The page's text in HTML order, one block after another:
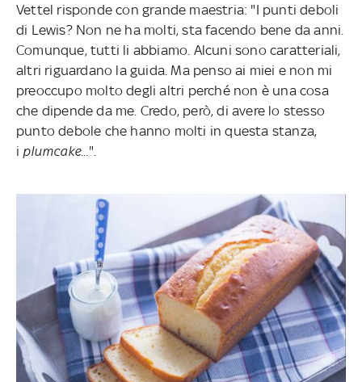
Vettel risponde con grande maestria: "I punti deboli
di Lewis? Non ne ha molti, sta facendo bene da anni.
Comunque, tutti li abbiamo. Alcuni sono caratteriali,
altri riguardano la guida. Ma penso ai miei e non mi
preoccupo molto degli altri perché non è una cosa
che dipende da me. Credo, però, di avere lo stesso
punto debole che hanno molti in questa stanza,
i plumcake... ".